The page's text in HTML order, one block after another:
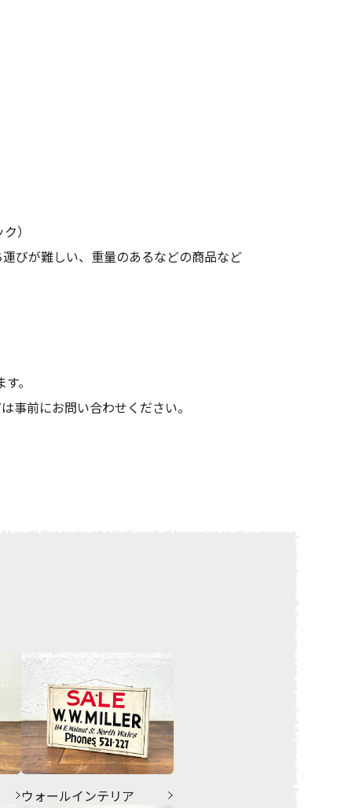
）
びが難しい、重量のあるなどの商品など
。
事前にお問い合わせください。
ウォールインテリア